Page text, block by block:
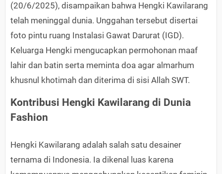
(20/6/2025), disampaikan bahwa Hengki Kawilarang
telah meninggal dunia. Unggahan tersebut disertai
foto pintu ruang Instalasi Gawat Darurat (IGD).
Keluarga Hengki mengucapkan permohonan maaf
lahir dan batin serta meminta doa agar almarhum
khusnul khotimah dan diterima di sisi Allah SWT.
Kontribusi Hengki Kawilarang di Dunia
Fashion
Hengki Kawilarang adalah salah satu desainer
ternama di Indonesia. Ia dikenal luas karena